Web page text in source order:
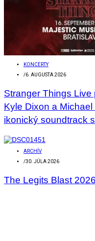
KONCERTY
/6. AUGUSTA 2026
Stranger Things
Kyle Dixon a
ikonický soundtrack
ARCHÍV
/30. JÚLA 2026
The Legits Blast